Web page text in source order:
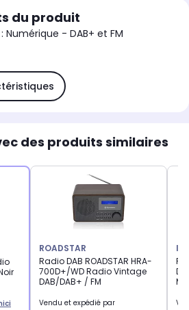
du produit
Numérique - DAB+ et FM
des produits similaires
ROADSTAR
Radio DAB ROADSTAR HRA-
700D+/WD Radio Vintage
DAB/DAB+ / FM
Vendu et expédié par